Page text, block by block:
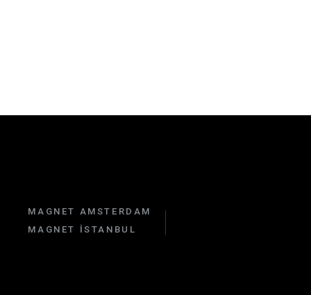
MAGNET AMSTERDAM
MAGNET İSTANBUL